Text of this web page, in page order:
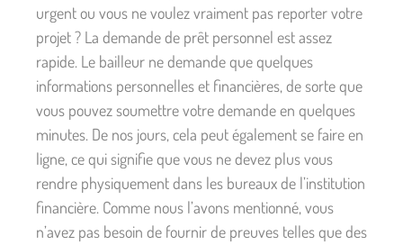
urgent ou vous ne voulez vraiment pas reporter votre
projet ? La demande de prêt personnel est assez
rapide. Le bailleur ne demande que quelques
informations personnelles et financières, de sorte que
vous pouvez soumettre votre demande en quelques
minutes. De nos jours, cela peut également se faire en
ligne, ce qui signifie que vous ne devez plus vous
rendre physiquement dans les bureaux de l’institution
financière. Comme nous l’avons mentionné, vous
n’avez pas besoin de fournir de preuves telles que des